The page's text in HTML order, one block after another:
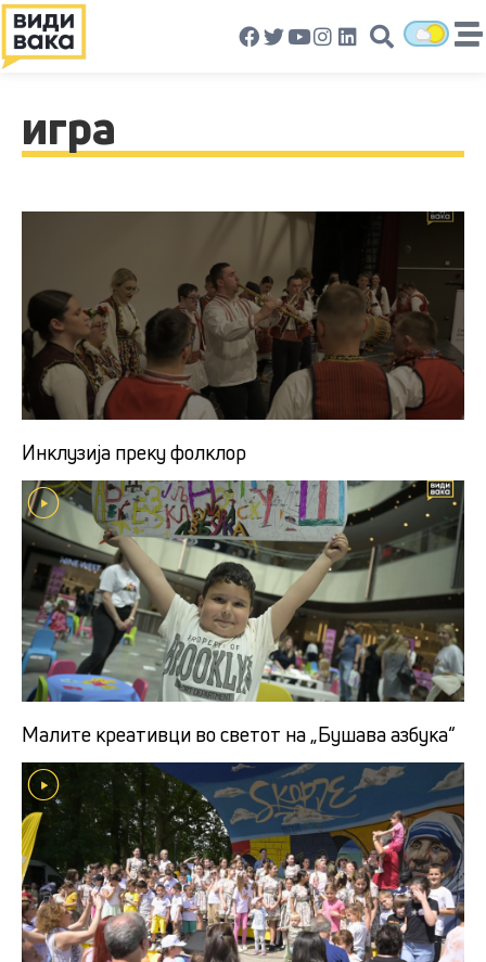
игра
Инклузија преку фолклор
Малите креативци во светот на „Бушава азбука“